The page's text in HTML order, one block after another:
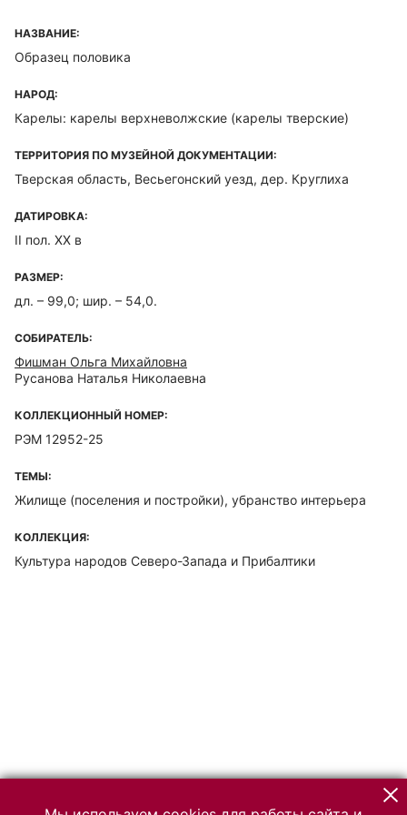
НАЗВАНИЕ:
Образец половика
НАРОД:
Карелы: карелы верхневолжские (карелы тверские)
ТЕРРИТОРИЯ ПО МУЗЕЙНОЙ ДОКУМЕНТАЦИИ:
Тверская область, Весьегонский уезд, дер. Круглиха
ДАТИРОВКА:
II пол. ХХ в
РАЗМЕР:
дл. – 99,0; шир. – 54,0.
СОБИРАТЕЛЬ:
Фишман Ольга Михайловна
Русанова Наталья Николаевна
КОЛЛЕКЦИОННЫЙ НОМЕР:
РЭМ 12952-25
ТЕМЫ:
Жилище (поселения и постройки), убранство интерьера
КОЛЛЕКЦИЯ:
Культура народов Северо-Запада и Прибалтики